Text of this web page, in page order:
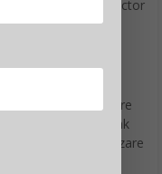
Bocchi, Sr. Director
futuro, ma il motore
IBM Think
contribuire a innalzare